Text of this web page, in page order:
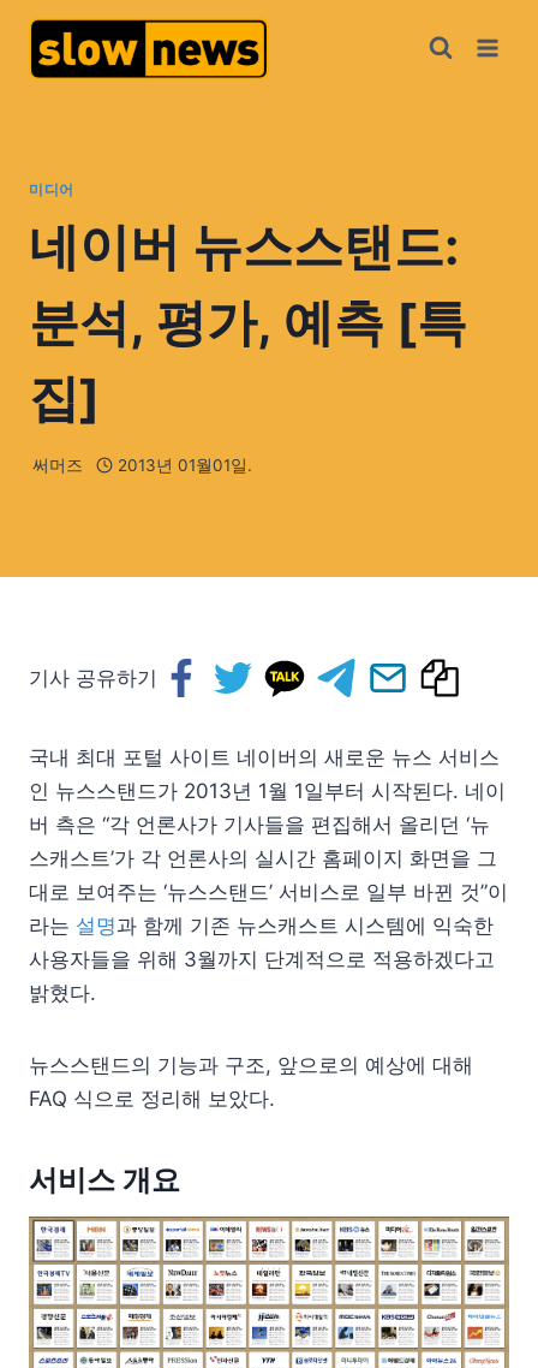
미디어
네이버 뉴스스탠드:
분석, 평가, 예측 [특
집]
써머즈 2013년 01월01일.
기사 공유하기
국내 최대 포털 사이트 네이버의 새로운 뉴스 서비스
인 뉴스스탠드가 2013년 1월 1일부터 시작된다. 네이
버 측은 “각 언론사가 기사들을 편집해서 올리던 ‘뉴
스캐스트’가 각 언론사의 실시간 홈페이지 화면을 그
대로 보여주는 ‘뉴스스탠드’ 서비스로 일부 바뀐 것”이
라는 설명과 함께 기존 뉴스캐스트 시스템에 익숙한
사용자들을 위해 3월까지 단계적으로 적용하겠다고
밝혔다.
뉴스스탠드의 기능과 구조, 앞으로의 예상에 대해
FAQ 식으로 정리해 보았다.
서비스 개요